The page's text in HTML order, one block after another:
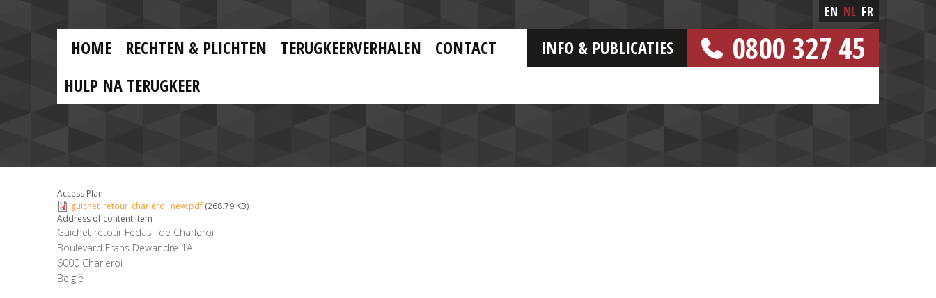
0800 327 45
MAIN
MENU
NL
HOME RECHTEN & PLICHTEN TERUGKEERVERHALEN CONTACT
INFO & PUBLICATIES
HULP NA TERUGKEER
EN NL FR
Access Plan
guichet_retour_charleroi_new.pdf (268.79 KB)
Address of content item
Guichet retour Fedasil de Charleroi
Boulevard Frans Dewandre 1A
6000 Charleroi
België